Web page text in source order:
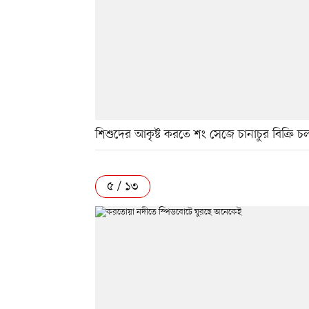
শিশুদের আকৃষ্ট করতে শং সেজে চানাচুর বিক্রি
৫ / ১৩